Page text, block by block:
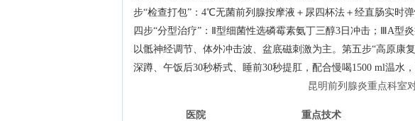
步“检查打包”：4℃无菌前列腺按摩液＋尿四杯法＋经直肠实时
四步“分型治疗”：Ⅱ型细菌性选磷霉素氨丁三醇3日冲击；ⅢA型
以骶神经调节、体外冲击波、盆底磁刺激为主。第五步“高原
深蹲、午饭后30秒桥式、睡前30秒提肛，配合慢喝1500 ml温水
昆明前列腺炎重点科室
医院 重点技术